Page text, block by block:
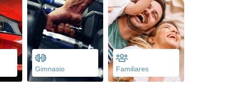
Gimnasio Familiares